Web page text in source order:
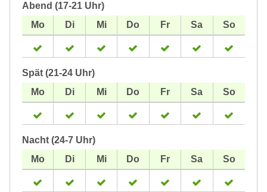
Abend (17-21 Uhr)
Spät (21-24 Uhr)
Nacht (24-7 Uhr)